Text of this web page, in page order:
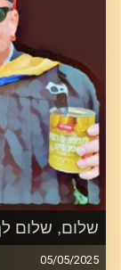
שלום, שלום
05/05/2025